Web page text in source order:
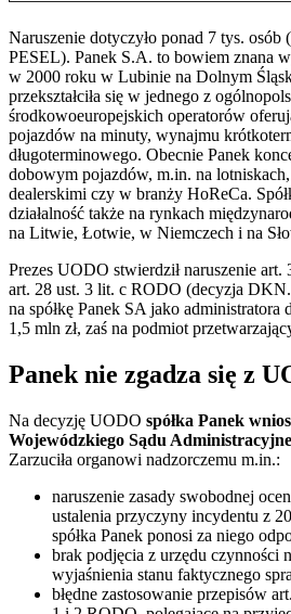
Naruszenie dotyczyło ponad 7 tys.
PESEL). Panek S.A. to bowiem znana
w 2000 roku w Lubinie na Dolnym
przekształciła się w jednego z
środkowoeuropejskich operatorów
pojazdów na minuty, wynajmu
długoterminowego. Obecnie Panek
dobowym pojazdów, m.in. na
dealerskimi czy w branży HoReCa.
działalność także na rynkach
na Litwie, Łotwie, w Niemczech i na
Prezes UODO stwierdził naruszenie
art. 28 ust. 3 lit. c RODO (decyzja
na spółkę Panek SA jako
1,5 mln zł, zaś na podmiot
Panek nie zgadza się z
Na decyzję UODO spółka Panek
Wojewódzkiego Sądu
Zarzuciła organowi nadzorczemu m.in.:
naruszenie zasady swobodnej
ustalenia przyczyny incydentu z
spółka Panek ponosi za niego
brak podjęcia z urzędu czynności
wyjaśnienia stanu faktycznego
błędne zastosowanie przepisów